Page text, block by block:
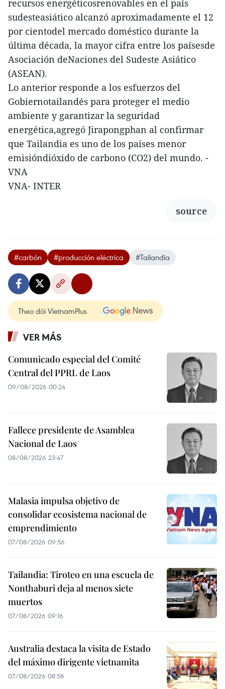
recursos energéticosrenovables en el país
sudesteasiático alcanzó aproximadamente el 12
por cientodel mercado doméstico durante la
última década, la mayor cifra entre los paísesde
Asociación deNaciones del Sudeste Asiático
(ASEAN).
Lo anterior responde a los esfuerzos del
Gobiernotailandés para proteger el medio
ambiente y garantizar la seguridad
energética,agregó Jirapongphan al confirmar
que Tailandia es uno de los países menor
emisióndióxido de carbono (CO2) del mundo. -
VNA
VNA- INTER
source
#carbón #producción eléctrica #Tailandia
Theo dõi VietnamPlus
VER MÁS
Comunicado especial del Comité
Central del PPRL de Laos
09/08/2026 00:24
Fallece presidente de Asamblea
Nacional de Laos
08/08/2026 23:47
Malasia impulsa objetivo de
consolidar ecosistema nacional de
emprendimiento
07/08/2026 09:56
Tailandia: Tiroteo en una escuela de
Nonthaburi deja al menos siete
muertos
07/08/2026 09:16
Australia destaca la visita de Estado
del máximo dirigente vietnamita
07/08/2026 08:58